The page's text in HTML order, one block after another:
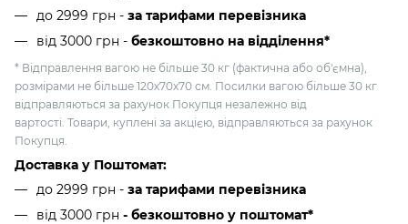
до 2999 грн - за тарифами перевізника
від 3000 грн - безкоштовно на відділення*
* Відправлення вагою не більше 30 кг (фактична або об'ємна),
розмірами не більше 120х70х70 см. Посилки вагою більше 30 кг
відправляються за рахунок Покупця незалежно від
вартості. Товари, куплені за акцією, відправляються за рахунок
Покупця.
Доставка у Поштомат:
до 2999 грн - за тарифами перевізника
від 3000 грн - безкоштовно у поштомат*